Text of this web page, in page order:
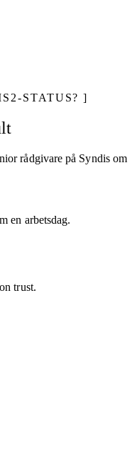
STATUS?
rådgivare på Syndis om
en arbetsdag.
trust.